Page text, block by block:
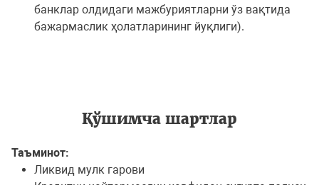
банклар олдидаги мажбуриятларни ўз вақтида
бажармаслик ҳолатларининг йуқлиги).
Қўшимча шартлар
Таъминот:
Ликвид мулк гарови